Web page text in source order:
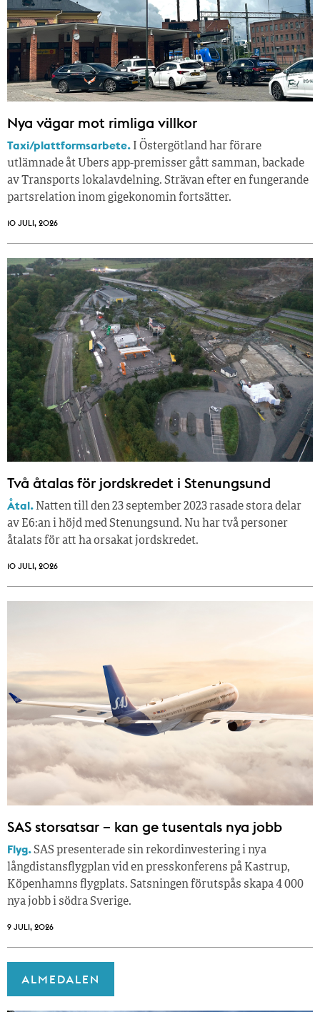
Nya vägar mot rimliga villkor
Taxi/plattformsarbete. I Östergötland har förare
utlämnade åt Ubers app-premisser gått samman, backade
av Transports lokalavdelning. Strävan efter en fungerande
partsrelation inom gigekonomin fortsätter.
10 JULI, 2026
Två åtalas för jordskredet i Stenungsund
Åtal. Natten till den 23 september 2023 rasade stora delar
av E6:an i höjd med Stenungsund. Nu har två personer
åtalats för att ha orsakat jordskredet.
10 JULI, 2026
SAS storsatsar – kan ge tusentals nya jobb
Flyg.SAS presenterade sin rekordinvestering i nya
långdistansflygplan vid en presskonferens på Kastrup,
Köpenhamns flygplats. Satsningen förutspås skapa 4 000
nya jobb i södra Sverige.
9 JULI, 2026
ALMEDALEN